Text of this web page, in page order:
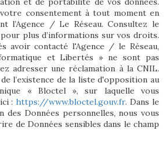
consentement à tout moment en
l’Agence / Le Réseau. Consultez le
plus d’informations sur vos droits.
avoir contacté l'Agence / le Réseau,
et Libertés » ne sont pas
adresser une réclamation à la CNIL.
l’existence de la liste d'opposition au
« Bloctel », sur laquelle vous
ici :https://www.bloctel.gouv.fr. Dans le
des Données personnelles, nous vous
de Données sensibles dans le champ